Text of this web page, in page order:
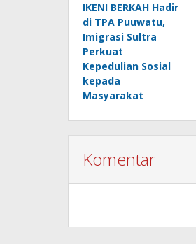
IKENI BERKAH Hadir
di TPA Puuwatu,
Imigrasi Sultra
Perkuat
Kepedulian Sosial
kepada
Masyarakat
Komentar